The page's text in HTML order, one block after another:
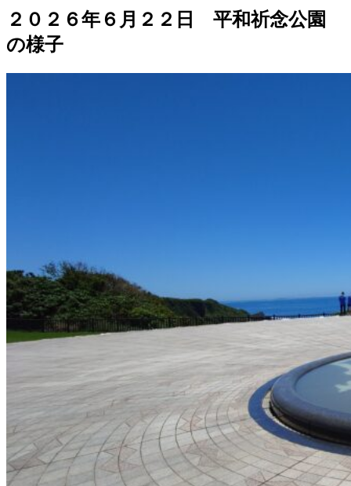
２０２６年６月２２日 平和祈念公園
の様子